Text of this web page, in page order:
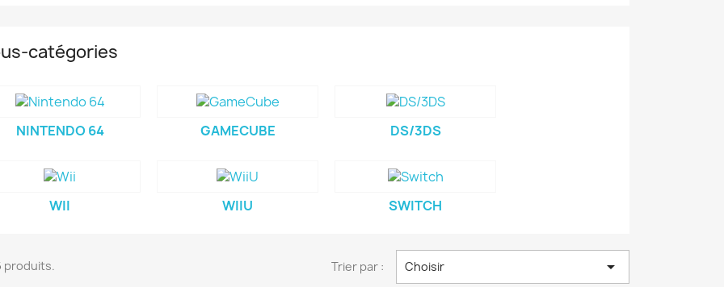
catégories
NINTENDO 64 GAMECUBE DS/3DS
WII WIIU SWITCH
produits. Trier par : Choisir 